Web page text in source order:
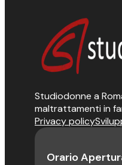
Studiodonne a
maltrattamenti in
Privacy policy
Orario